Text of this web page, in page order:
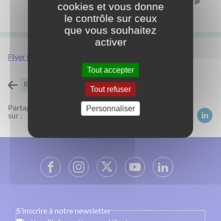
Flyer jardinage
Retour à l'accueil
Partagez
sur :
S'inscrire à notre newsletter
cookies et vous donne
le contrôle sur ceux
que vous souhaitez
activer
Tout accepter
Tout refuser
Personnaliser